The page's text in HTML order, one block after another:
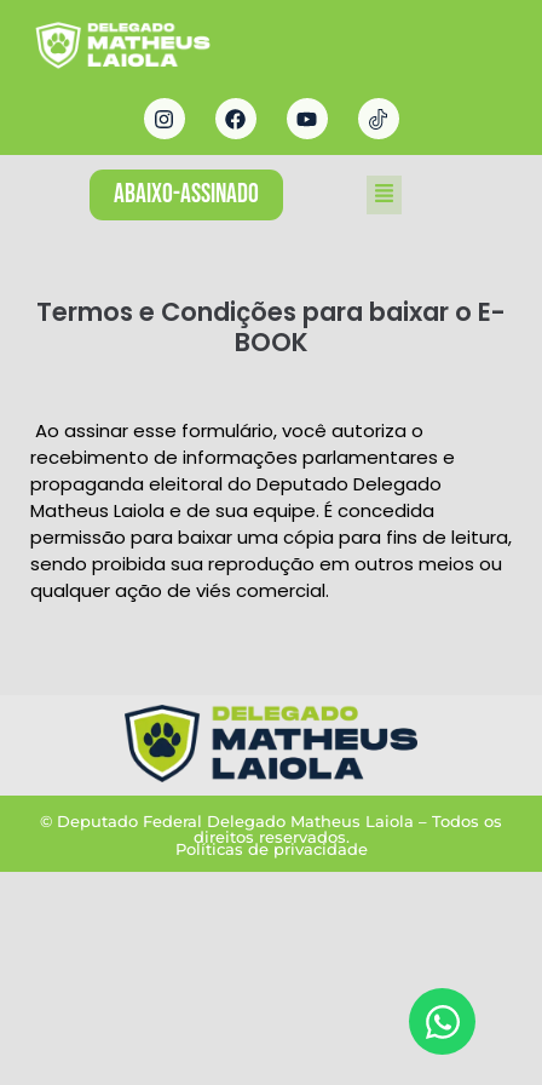
ABAIXO-ASSINADO
Termos e Condições para baixar o E-
BOOK
Ao assinar esse formulário, você autoriza o
recebimento de informações parlamentares e
propaganda eleitoral do Deputado Delegado
Matheus Laiola e de sua equipe. É concedida
permissão para baixar uma cópia para fins de leitura,
sendo proibida sua reprodução em outros meios ou
qualquer ação de viés comercial.
© Deputado Federal Delegado Matheus Laiola – Todos os
direitos reservados.
Políticas de privacidade